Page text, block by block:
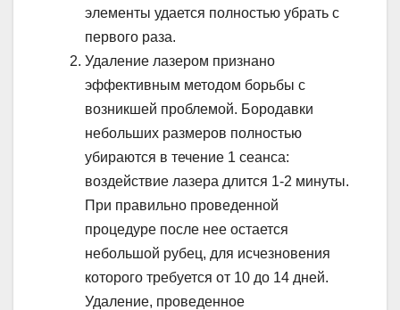
элементы удается полностью убрать с
первого раза.
Удаление лазером признано
эффективным методом борьбы с
возникшей проблемой. Бородавки
небольших размеров полностью
убираются в течение 1 сеанса:
воздействие лазера длится 1-2 минуты.
При правильно проведенной
процедуре после нее остается
небольшой рубец, для исчезновения
которого требуется от 10 до 14 дней.
Удаление, проведенное